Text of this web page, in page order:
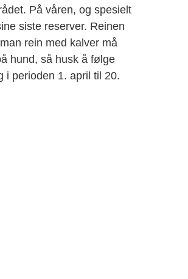
På våren, og spesielt
siste reserver. Reinen
rein med kalver må
hund, så husk å følge
i perioden 1. april til 20.